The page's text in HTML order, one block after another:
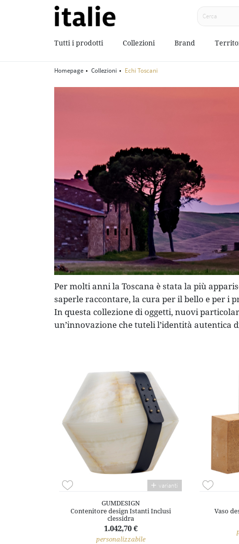
Tutti i prodotti Collezioni Brand
Homepage Collezioni Echi Toscani
Per molti anni la Toscana è stata la più
saperle raccontare, la cura per il bello e per i
In questa collezione di oggetti, nuovi
un’innovazione che tuteli l’identità autentica
varianti
GUMDESIGN
Contenitore design Istanti Inclusi
clessidra
1.042,70 €
personalizzabile
Vaso